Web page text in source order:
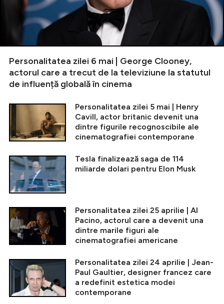
Personalitatea zilei 6 mai | George Clooney,
actorul care a trecut de la televiziune la statutul
de influență globală în cinema
Personalitatea zilei 5 mai | Henry
Cavill, actor britanic devenit una
dintre figurile recognoscibile ale
cinematografiei contemporane
Tesla finalizează saga de 114
miliarde dolari pentru Elon Musk
Personalitatea zilei 25 aprilie | Al
Pacino, actorul care a devenit una
dintre marile figuri ale
cinematografiei americane
Personalitatea zilei 24 aprilie | Jean-
Paul Gaultier, designer francez care
a redefinit estetica modei
contemporane